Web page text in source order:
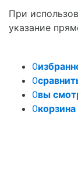
При
указание
0
0
0вы
0корзина